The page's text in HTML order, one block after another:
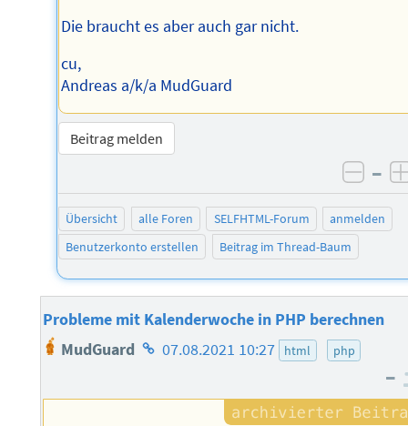
Die braucht es aber auch gar nicht.
cu,
Andreas a/k/a MudGuard
Beitrag melden
–
Übersicht alle Foren SELFHTML-Forum
anmelden
Benutzerkonto erstellen
Beitrag im Thread-Baum
Probleme mit Kalenderwoche in PHP berechnen
MudGuard Homepage
Autors
07.08.2021 10:27 html php
–